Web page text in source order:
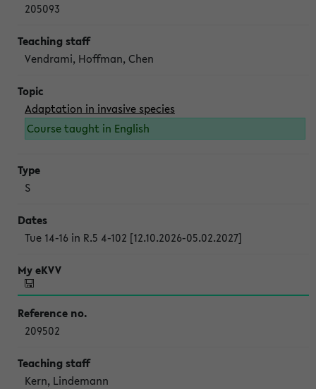
205093
Vendrami, Hoffman, Chen
Adaptation in invasive species
Course taught in English
S
Tue 14-16 in R.5 4-102 [12.10.2026-05.02.2027]
209502
Kern, Lindemann